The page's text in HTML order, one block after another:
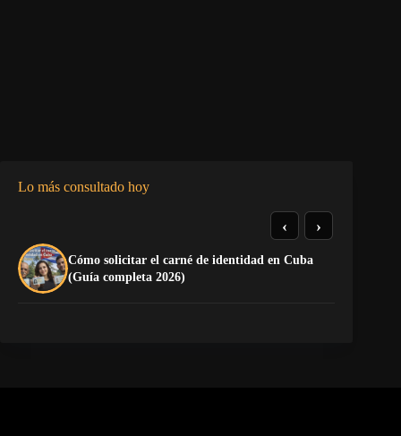
Lo más consultado hoy
Cómo solicitar el carné de identidad en Cuba
(Guía completa 2026)
‹ ›